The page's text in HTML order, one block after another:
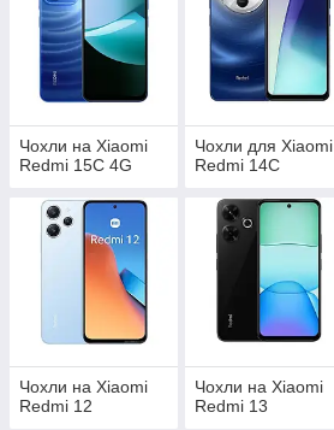
Чохли на Xiaomi
Redmi 15C 4G
Чохли для Xiaomi
Redmi 14C
Чохли на Xiaomi
Redmi 12
Чохли на Xiaomi
Redmi 13